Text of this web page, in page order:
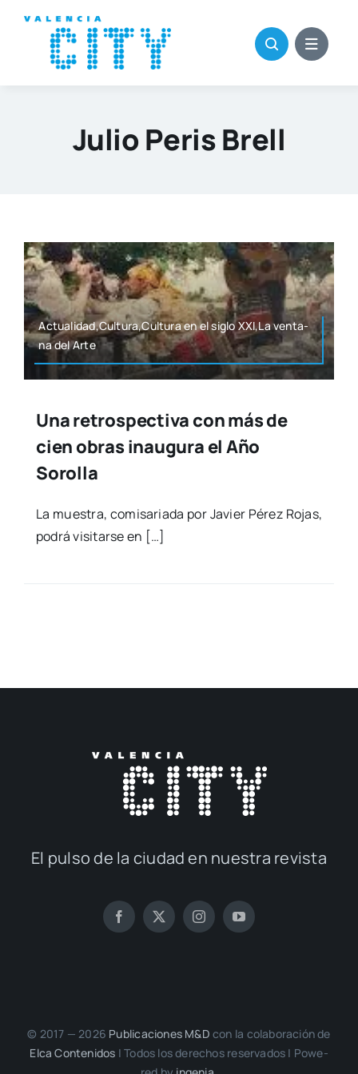
contenido
Julio Peris Brell
Actualidad,Cultura,Cultura en el siglo XXI,La ven­ta­
na del Arte
Una retrospectiva con más de
cien obras inaugura el Año
Sorolla
La mues­tra, comi­sa­ria­da por Javier Pérez Rojas,
podrá visi­tar­se en […]
El pul­so de la ciu­dad en nues­tra revis­ta
© 2017 — 2026 Publi­ca­cio­nes M&D con la cola­bo­ra­ción de
Elca Con­te­ni­dos | Todos los dere­chos reser­va­dos | Powe­